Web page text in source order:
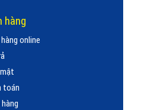
hàng
online
toán